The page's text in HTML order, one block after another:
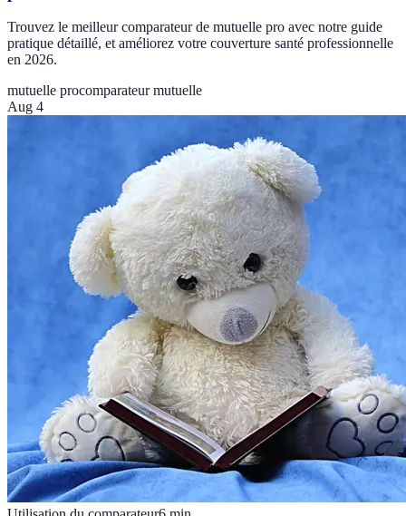
Trouvez le meilleur comparateur de mutuelle pro avec notre guide
pratique détaillé, et améliorez votre couverture santé professionnelle
en 2026.
mutuelle procomparateur mutuelle
Aug 4